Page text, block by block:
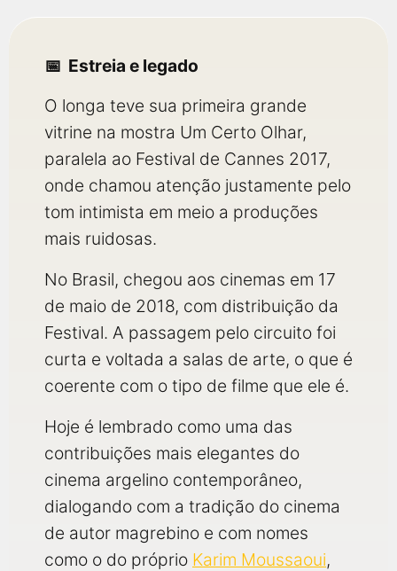
Estreia e legado
O longa teve sua primeira grande
vitrine na mostra Um Certo Olhar,
paralela ao Festival de Cannes 2017,
onde chamou atenção justamente pelo
tom intimista em meio a produções
mais ruidosas.
No Brasil, chegou aos cinemas em 17
de maio de 2018, com distribuição da
Festival. A passagem pelo circuito foi
curta e voltada a salas de arte, o que é
coerente com o tipo de filme que ele é.
Hoje é lembrado como uma das
contribuições mais elegantes do
cinema argelino contemporâneo,
dialogando com a tradição do cinema
de autor magrebino e com nomes
como o do próprio Karim Moussaoui,